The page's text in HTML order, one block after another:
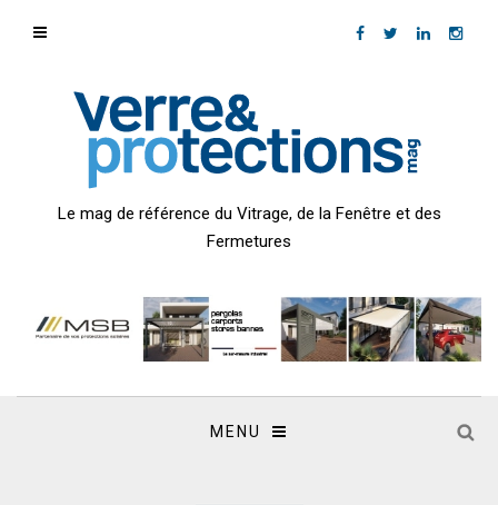
Le mag de référence du Vitrage, de la Fenêtre et des
Fermetures
MENU